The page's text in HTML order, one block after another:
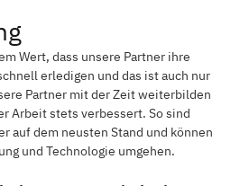
Wert, dass unsere Partner ihre
erledigen und das ist auch nur
Partner mit der Zeit weiterbilden
Arbeit stets verbessert. So sind
auf dem neusten Stand und können
und Technologie umgehen.